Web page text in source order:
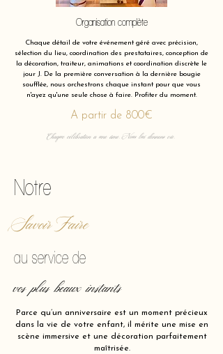
Organisation complète
Chaque détail de votre événement géré avec précision,
sélection du lieu, coordination des prestataires, conception de
la décoration, traiteur, animations et coordination discrète le
jour J. De la première conversation à la dernière bougie
soufflée, nous orchestrons chaque instant pour que vous
n'ayez qu'une seule chose à faire. Profiter du moment.
A partir de 800€
Chaque célébration a une âme. Nous lui donnons vie.
Notre
Savoir Faire
au service de
vos plus beaux instants
Parce qu’un anniversaire est un moment précieux
dans la vie de votre enfant, il mérite une mise en
scène immersive et une décoration parfaitement
maîtrisée.